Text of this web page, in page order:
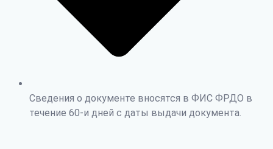
Сведения о документе вносятся в ФИС ФРДО в
течение 60-и дней с даты выдачи документа.